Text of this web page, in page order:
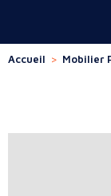
Accueil > Mobilier